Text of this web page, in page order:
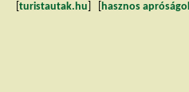
turistautak.hu hasznos